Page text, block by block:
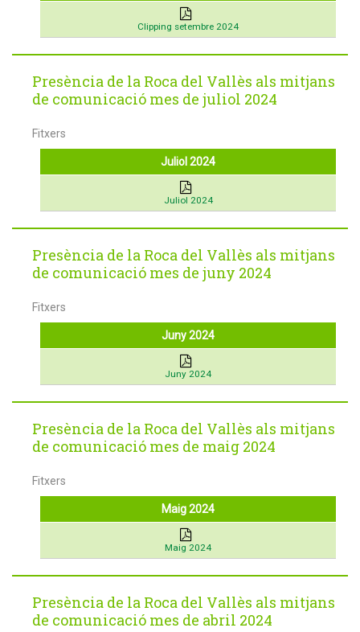
Clipping setembre 2024
Presència de la Roca del Vallès als mitjans
de comunicació mes de juliol 2024
Fitxers
Juliol 2024
Juliol 2024
Presència de la Roca del Vallès als mitjans
de comunicació mes de juny 2024
Fitxers
Juny 2024
Juny 2024
Presència de la Roca del Vallès als mitjans
de comunicació mes de maig 2024
Fitxers
Maig 2024
Maig 2024
Presència de la Roca del Vallès als mitjans
de comunicació mes de abril 2024